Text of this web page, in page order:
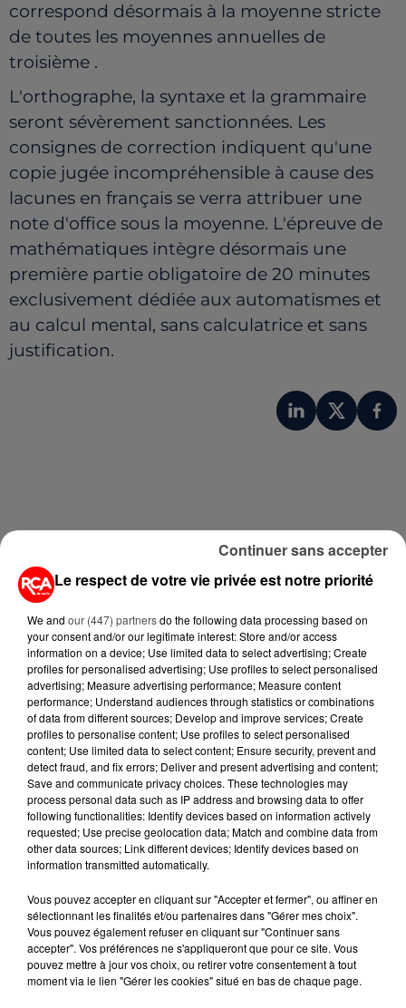
correspond désormais à la moyenne stricte
de toutes les moyennes annuelles de
troisième .
L'orthographe, la syntaxe et la grammaire
seront sévèrement sanctionnées. Les
consignes de correction indiquent qu'une
copie jugée incompréhensible à cause des
lacunes en français se verra attribuer une
note d'office sous la moyenne. L'épreuve de
mathématiques intègre désormais une
première partie obligatoire de 20 minutes
exclusivement dédiée aux automatismes et
au calcul mental, sans calculatrice et sans
justification.
A LIRE AUSSI...
7 août 2026
PETIT-DÉJEUNER : EST-IL
VRAIMENT OBLIGATOIRE DE
MANGER LE MATIN ?
5 août 2026
MANGER SAINEMENT COÛTE 25 %
PLUS CHER QU'IL Y A CINQ ANS,
ALERTE L’ONU
22 juillet 2026
RÉSEAUX SOCIAUX : LES MOINS
DÉCONNECTÉS
21 juillet 2026
POISSONS, HUÎTRES, MOULES : CE
QUI VA CHANGER DANS VOS
Le respect de votre vie privée est notre priorité
We and our (447) partnersdo the following data processing based on
your consent and/or our legitimate interest: Store and/or access
information on a device; Use limited data to select advertising; Create
profiles for personalised advertising; Use profiles to select personalised
advertising; Measure advertising performance; Measure content
performance; Understand audiences through statistics or combinations
of data from different sources; Develop and improve services; Create
profiles to personalise content; Use profiles to select personalised
content; Use limited data to select content; Ensure security, prevent and
detect fraud, and fix errors; Deliver and present advertising and content;
Save and communicate privacy choices. These technologies may
process personal data such as IP address and browsing data to offer
following functionalities: Identify devices based on information actively
requested; Use precise geolocation data; Match and combine data from
other data sources; Link different devices; Identify devices based on
information transmitted automatically.
Vous pouvez accepter en cliquant sur "Accepter et fermer", ou affiner en
sélectionnant les finalités et/ou partenaires dans "Gérer mes choix".
Vous pouvez également refuser en cliquant sur "Continuer sans
accepter". Vos préférences ne s'appliqueront que pour ce site. Vous
pouvez mettre à jour vos choix, ou retirer votre consentement à tout
moment via le lien "Gérer les cookies" situé en bas de chaque page.
Continuer sans accepter